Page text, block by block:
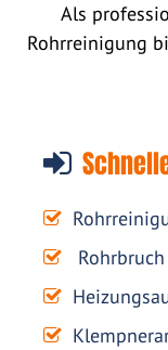
Als
Rohrreinigung